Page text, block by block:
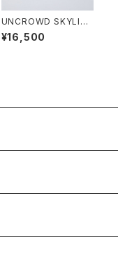
UNCROWD SKYLINE
Photochromic SHAD
E
¥16,500